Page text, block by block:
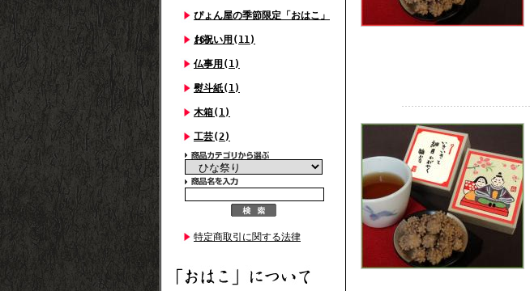
ぴょん屋の季節限定「おはこ」
(6)
お祝い用(11)
仏事用(1)
熨斗紙(1)
木箱(1)
工芸(2)
特定商取引に関する法律